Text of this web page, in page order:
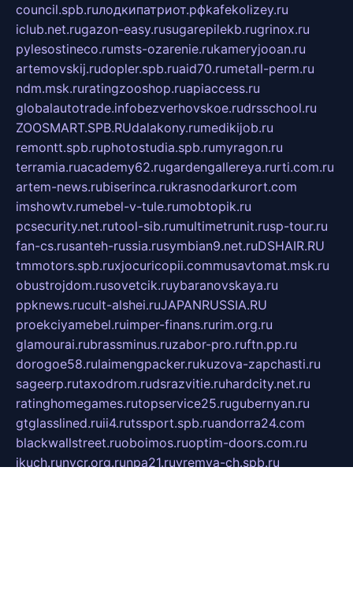
council.spb.ruлодкипатриот.рфkafekolizey.ru
iclub.net.rugazon-easy.rusugarepilekb.rugrinox.ru
pylesostineco.rumsts-ozarenie.rukameryjooan.ru
artemovskij.rudopler.spb.ruaid70.rumetall-perm.ru
ndm.msk.ruratingzooshop.ruapiaccess.ru
globalautotrade.infobezverhovskoe.rudrsschool.ru
ZOOSMART.SPB.RUdalakony.rumedikijob.ru
remontt.spb.ruphotostudia.spb.rumyragon.ru
terramia.ruacademy62.rugardengallereya.rurti.com.ru
artem-news.rubiserinca.rukrasnodarkurort.com
imshowtv.rumebel-v-tule.rumobtopik.ru
pcsecurity.net.rutool-sib.rumultimetrunit.rusp-tour.ru
fan-cs.rusanteh-russia.rusymbian9.net.ruDSHAIR.RU
tmmotors.spb.ruxjocuricopii.commusavtomat.msk.ru
obustrojdom.rusovetcik.ruybaranovskaya.ru
ppknews.rucult-alshei.ruJAPANRUSSIA.RU
proekciyamebel.ruimper-finans.rurim.org.ru
glamourai.rubrassminus.ruzabor-pro.ruftn.pp.ru
dorogoe58.rulaimengpacker.rukuzova-zapchasti.ru
sageerp.rutaxodrom.rudsrazvitie.ruhardcity.net.ru
ratinghomegames.rutopservice25.rugubernyan.ru
gtglasslined.ruii4.rutssport.spb.ruandorra24.com
blackwallstreet.ruoboimos.ruoptim-doors.com.ru
ikuch.runycr.org.runpa21.ruvremya-ch.spb.ru